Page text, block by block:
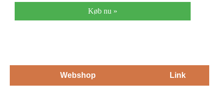
Køb nu »
Webshop Link